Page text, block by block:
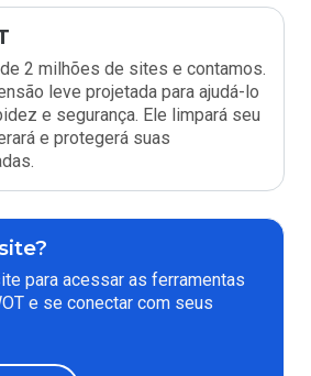
2 milhões de sites e contamos.
leve projetada para ajudá-lo
e segurança. Ele limpará seu
e protegerá suas
para acessar as ferramentas
e se conectar com seus